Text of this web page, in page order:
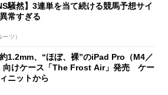
騒然】3連単を当て続ける競馬予想サイ
常すぎる
ーツ）
1.2mm、“ほぼ、裸”のiPad Pro（M4／
向けケース「The Frost Air」発売 ケー
ニットから